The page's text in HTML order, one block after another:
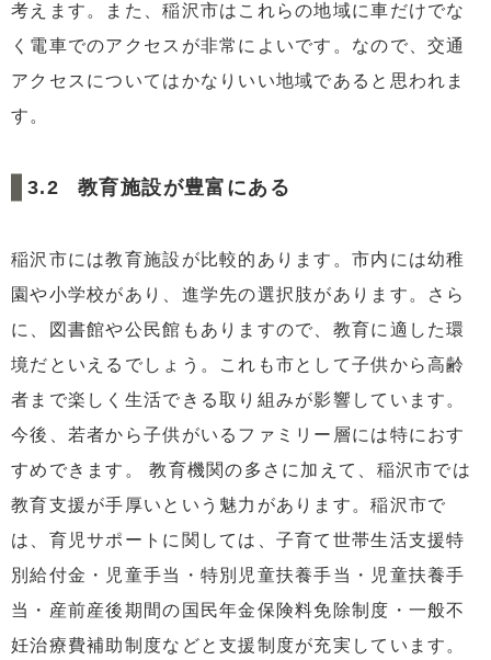
考えます。また、稲沢市はこれらの地域に車だけでな
く電車でのアクセスが非常によいです。なので、交通
アクセスについてはかなりいい地域であると思われま
す。
教育施設が豊富にある
稲沢市には教育施設が比較的あります。市内には幼稚
園や小学校があり、進学先の選択肢があります。さら
に、図書館や公民館もありますので、教育に適した環
境だといえるでしょう。これも市として子供から高齢
者まで楽しく生活できる取り組みが影響しています。
今後、若者から子供がいるファミリー層には特におす
すめできます。 教育機関の多さに加えて、稲沢市では
教育支援が手厚いという魅力があります。稲沢市で
は、育児サポートに関しては、子育て世帯生活支援特
別給付金・児童手当・特別児童扶養手当・児童扶養手
当・産前産後期間の国民年金保険料免除制度・一般不
妊治療費補助制度などと支援制度が充実しています。